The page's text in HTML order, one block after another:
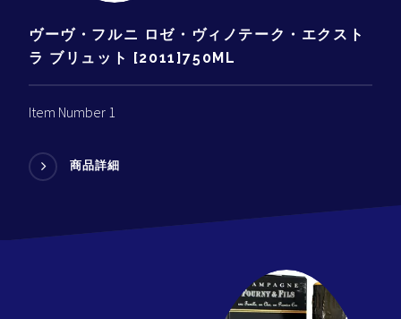
ヴーヴ・フルニ ロゼ・ヴィノテーク・エクスト
ラ ブリュット [2011]750ML
Item Number 1
商品詳細